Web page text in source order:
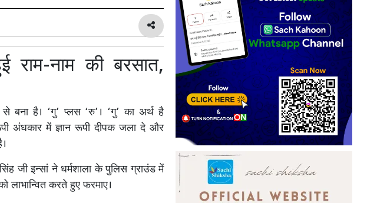
राम-नाम की बरसात,
बना है। ‘गु’ प्लस ‘रु’। ‘गु’ का अर्थ है
अंधकार में ज्ञान रूपी दीपक जला दे और
जी इन्सां ने धर्मशाला के पुलिस ग्राउंड में
करते हुए फरमाए।